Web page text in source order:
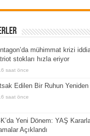
mühimmat krizi
stokları hızla eriyor
saat önce
Edilen Bir Ruhun
saat önce
Yeni Dönem: YAŞ
Açıklandı